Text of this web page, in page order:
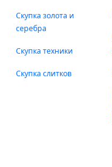
Скупка золота и
серебра
Скупка техники
Скупка слитков